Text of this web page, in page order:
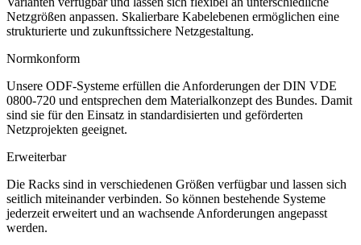
Netzgrößen anpassen. Skalierbare Kabelebenen ermöglichen eine
strukturierte und zukunftssichere Netzgestaltung.
Normkonform
Unsere ODF-Systeme erfüllen die Anforderungen der DIN VDE
0800-720 und entsprechen dem Materialkonzept des Bundes. Damit
sind sie für den Einsatz in standardisierten und geförderten
Netzprojekten geeignet.
Erweiterbar
Die Racks sind in verschiedenen Größen verfügbar und lassen sich
seitlich miteinander verbinden. So können bestehende Systeme
jederzeit erweitert und an wachsende Anforderungen angepasst
werden.